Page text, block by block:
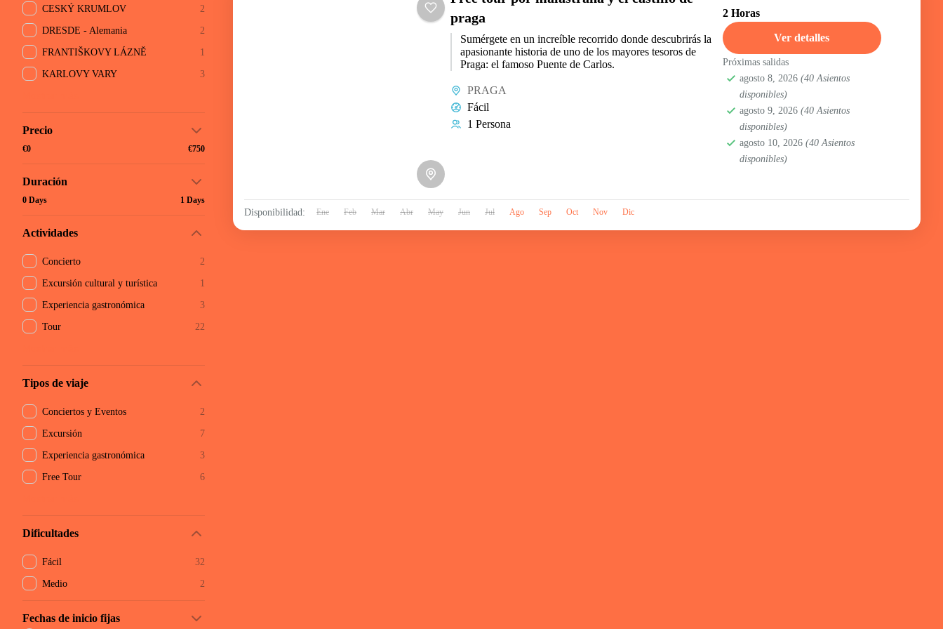
CESKÝ KRUMLOV 2
DRESDE - Alemania 2
FRANTIŠKOVY LÁZNĚ 1
KARLOVY VARY 3
Precio
€0 €750
Duración
0 Days 1 Days
Actividades
Concierto 2
Excursión cultural y turística 1
Experiencia gastronómica 3
Tour 22
Tipos de viaje
Conciertos y Eventos 2
Excursión 7
Experiencia gastronómica 3
Free Tour 6
Dificultades
Fácil 32
Medio 2
Fechas de inicio fijas
praga
Sumérgete en un increíble recorrido donde descubrirás la
apasionante historia de uno de los mayores tesoros de
Praga: el famoso Puente de Carlos.
PRAGA
Fácil
1 Persona
2 Horas
Ver detalles
Próximas salidas
agosto 8, 2026 (40 Asientos
disponibles)
agosto 9, 2026 (40 Asientos
disponibles)
agosto 10, 2026 (40 Asientos
disponibles)
Disponibilidad: Ene Feb Mar Abr May Jun Jul Ago Sep Oct Nov Dic